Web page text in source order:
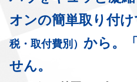
オンの簡単取り付
税・取付費別） から。
せん。